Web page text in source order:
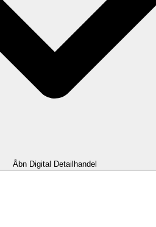
Åbn Digital Detailhandel